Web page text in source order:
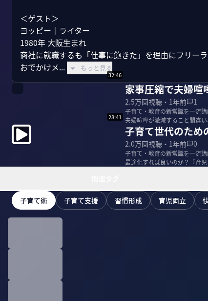
＜ゲスト＞
ヨッピー｜ライター
1980年 大阪生まれ
商社に就職するも「仕事に飽きた」を理由にフリー
おでかけメ...
もっと見る
32:46
家事圧縮で夫婦喧
2.5万回視聴・ 1年前 1
子育て・教育の新常識を一流
夫婦喧嘩が激減すること間違いなし！ ＜ゲスト＞ ヨッピー｜ライター 1980年 大阪
する...
28:41
子育て世代のため
2.0万回視聴・ 1年前 0
子育て・教育の新常識を一流
最適化すれば良いのか？『育児ハック』著
子育て術 子育て支援 習慣形成 育児両立